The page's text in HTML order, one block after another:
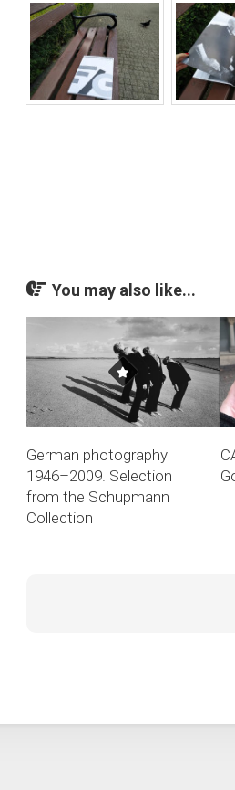
You may also like...
German photography
1946–2009. Selection
from the Schupmann
Collection